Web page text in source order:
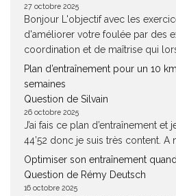
27 octobre 2025
Bonjour L'objectif avec les
d'améliorer votre foulée par des
coordination et de maîtrise qui
Plan d’entraînement pour un 10
semaines
Question de Silvain
26 octobre 2025
J’ai fais ce plan d’entraînement et
44’52 donc je suis très content. A
Optimiser son entraînement
Question de Rémy Deutsch
16 octobre 2025